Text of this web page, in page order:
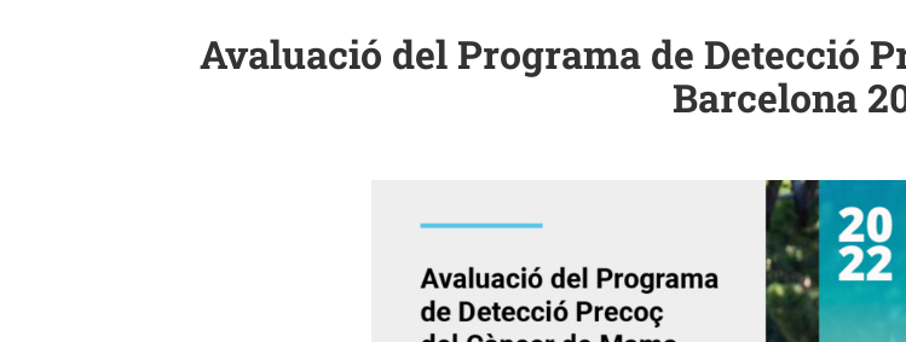
Avaluació del Programa de Detecció
Barcelona